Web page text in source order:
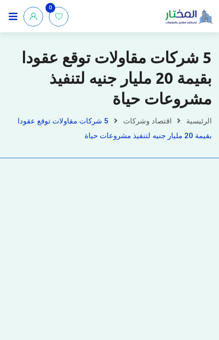
0
5 شركات مقاولات توقع عقودا
بقيمة 20 مليار جنيه لتنفيذ
مشروعات حياة
الرئيسية اقتصاد وشركات
5 شركات مقاولات توقع عقودا
بقيمة 20 مليار جنيه لتنفيذ مشروعات حياة